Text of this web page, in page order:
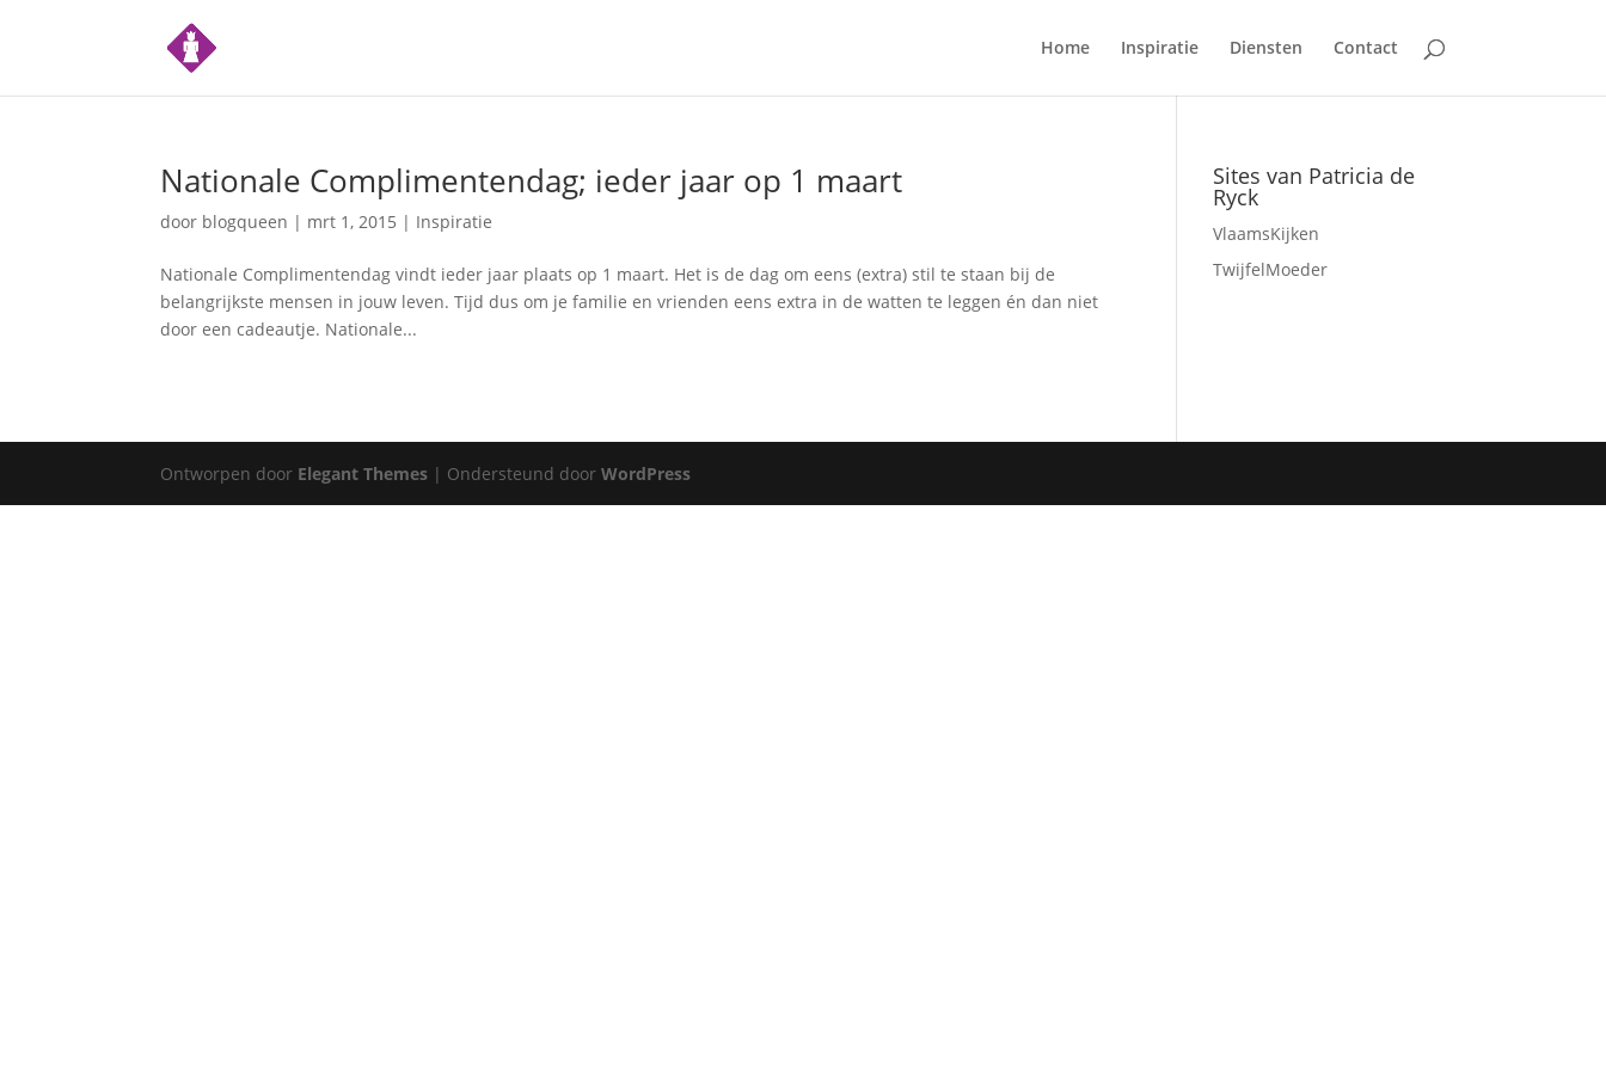
Home Inspiratie Diensten Contact
Nationale Complimentendag; ieder jaar op 1 maart
door blogqueen | mrt 1, 2015 | Inspiratie
Nationale Complimentendag vindt ieder jaar plaats op 1 maart. Het is de dag om eens (extra) stil te staan bij de
belangrijkste mensen in jouw leven. Tijd dus om je familie en vrienden eens extra in de watten te leggen én dan niet
door een cadeautje. Nationale...
Sites van Patricia de
Ryck
VlaamsKijken
TwijfelMoeder
Ontworpen door Elegant Themes | Ondersteund doorWordPress